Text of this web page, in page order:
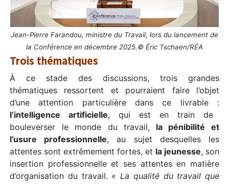
Jean-Pierre Farandou, ministre du Travail, lors du lancement de
la Conférence en décembre 2025.© Éric Tschaen/RÉA
Trois thématiques
À ce stade des discussions, trois grandes
thématiques ressortent et pourraient faire l’objet
d’une attention particulière dans ce livrable :
l’intelligence artificielle, qui est en train de
bouleverser le monde du travail, la pénibilité et
l’usure professionnelle, au sujet desquelles les
attentes sont extrêmement fortes, et la jeunesse, son
insertion professionnelle et ses attentes en matière
d’organisation du travail. « La qualité du travail que